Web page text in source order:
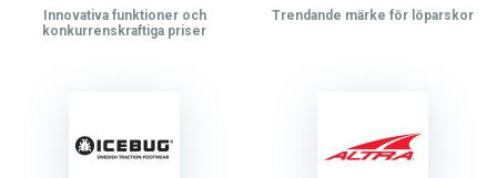
Innovativa funktioner och
konkurrenskraftiga priser
Trendande märke för löparskor